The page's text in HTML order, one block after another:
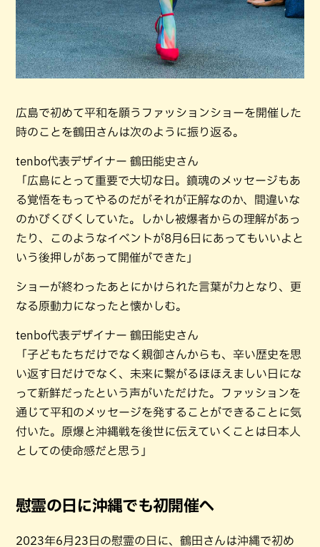
広島で初めて平和を願うファッションショーを開催した
時のことを鶴田さんは次のように振り返る。
tenbo代表デザイナー 鶴田能史さん
「広島にとって重要で大切な日。鎮魂のメッセージもあ
る覚悟をもってやるのだがそれが正解なのか、間違いな
のかびくびくしていた。しかし被爆者からの理解があっ
たり、このようなイベントが8月6日にあってもいいよと
いう後押しがあって開催ができた」
ショーが終わったあとにかけられた言葉が力となり、更
なる原動力になったと懐かしむ。
tenbo代表デザイナー 鶴田能史さん
「子どもたちだけでなく親御さんからも、辛い歴史を思
い返す日だけでなく、未来に繋がるほほえましい日にな
って新鮮だったという声がいただけた。ファッションを
通じて平和のメッセージを発することができることに気
付いた。原爆と沖縄戦を後世に伝えていくことは日本人
としての使命感だと思う」
慰霊の日に沖縄でも初開催へ
2023年6月23日の慰霊の日に、鶴田さんは沖縄で初め